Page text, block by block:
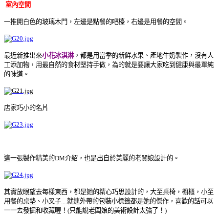
室內空間
一推開白色的玻璃木門，左邊是點餐的吧檯，右邊是用餐的空間 。
最近新推出來小花冰淇淋，都是用當季的新鮮水果 、 產地牛奶製作，沒有人
工添加物，用最自然的食材堅持手做，為的就是要讓大家吃到健康與最單純
的味道 。
店家巧小的名片
這一張製作精美的DM介紹，也是出自於美麗的老闆娘設計的 。
其實放眼望去每樣東西，都是她的精心巧思設計的，大至桌椅，櫥櫃，小至
用餐的桌墊 、 小叉子....就連外帶的包裝小標籤都是她的傑作，喜歡的話可以
一一去發掘和收藏喔！(只能說老闆娘的美術設計太強了！)